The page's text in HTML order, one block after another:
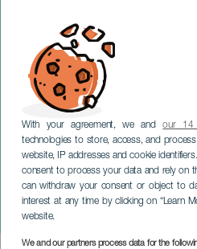
With your agreement, we andour 14
technologies to store, access, and
website, IP addresses and cookie
consent to process your data and rely on
can withdraw your consent or object to
interest at any time by clicking on “Learn
website.
We and our partners process data for the
Blackout
LANZAROTE